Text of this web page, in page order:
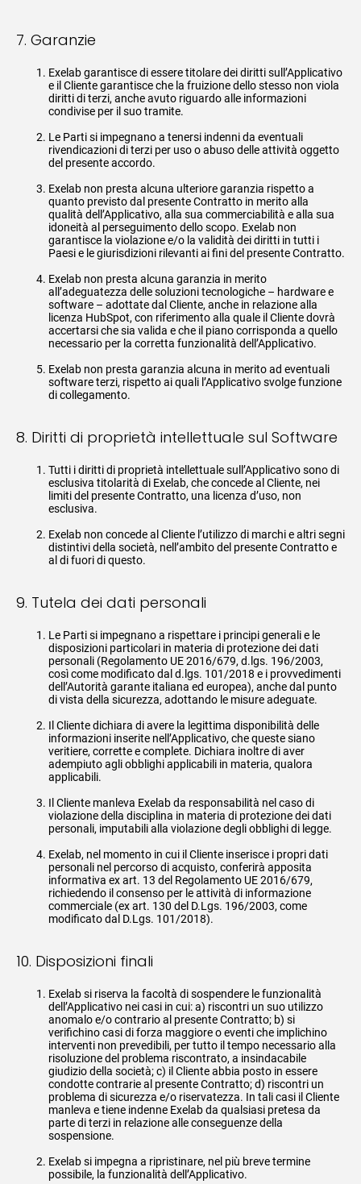
7. Garanzie
Exelab garantisce di essere titolare dei diritti sull’Applicativo
e il Cliente garantisce che la fruizione dello stesso non viola
diritti di terzi, anche avuto riguardo alle informazioni
condivise per il suo tramite.
Le Parti si impegnano a tenersi indenni da eventuali
rivendicazioni di terzi per uso o abuso delle attività oggetto
del presente accordo.
Exelab non presta alcuna ulteriore garanzia rispetto a
quanto previsto dal presente Contratto in merito alla
qualità dell’Applicativo, alla sua commerciabilità e alla sua
idoneità al perseguimento dello scopo. Exelab non
garantisce la violazione e/o la validità dei diritti in tutti i
Paesi e le giurisdizioni rilevanti ai fini del presente Contratto.
Exelab non presta alcuna garanzia in merito
all’adeguatezza delle soluzioni tecnologiche – hardware e
software – adottate dal Cliente, anche in relazione alla
licenza HubSpot, con riferimento alla quale il Cliente dovrà
accertarsi che sia valida e che il piano corrisponda a quello
necessario per la corretta funzionalità dell’Applicativo.
Exelab non presta garanzia alcuna in merito ad eventuali
software terzi, rispetto ai quali l’Applicativo svolge funzione
di collegamento.
8. Diritti di proprietà intellettuale sul Software
Tutti i diritti di proprietà intellettuale sull’Applicativo sono di
esclusiva titolarità di Exelab, che concede al Cliente, nei
limiti del presente Contratto, una licenza d’uso, non
esclusiva.
Exelab non concede al Cliente l’utilizzo di marchi e altri segni
distintivi della società, nell’ambito del presente Contratto e
al di fuori di questo.
9. Tutela dei dati personali
Le Parti si impegnano a rispettare i principi generali e le
disposizioni particolari in materia di protezione dei dati
personali (Regolamento UE 2016/679, d.lgs. 196/2003,
così come modificato dal d.lgs. 101/2018 e i provvedimenti
dell’Autorità garante italiana ed europea), anche dal punto
di vista della sicurezza, adottando le misure adeguate.
Il Cliente dichiara di avere la legittima disponibilità delle
informazioni inserite nell’Applicativo, che queste siano
veritiere, corrette e complete. Dichiara inoltre di aver
adempiuto agli obblighi applicabili in materia, qualora
applicabili.
Il Cliente manleva Exelab da responsabilità nel caso di
violazione della disciplina in materia di protezione dei dati
personali, imputabili alla violazione degli obblighi di legge.
Exelab, nel momento in cui il Cliente inserisce i propri dati
personali nel percorso di acquisto, conferirà apposita
informativa ex art. 13 del Regolamento UE 2016/679,
richiedendo il consenso per le attività di informazione
commerciale (ex art. 130 del D.Lgs. 196/2003, come
modificato dal D.Lgs. 101/2018).
10. Disposizioni finali
Exelab si riserva la facoltà di sospendere le funzionalità
dell’Applicativo nei casi in cui: a) riscontri un suo utilizzo
anomalo e/o contrario al presente Contratto; b) si
verifichino casi di forza maggiore o eventi che implichino
interventi non prevedibili, per tutto il tempo necessario alla
risoluzione del problema riscontrato, a insindacabile
giudizio della società; c) il Cliente abbia posto in essere
condotte contrarie al presente Contratto; d) riscontri un
problema di sicurezza e/o riservatezza. In tali casi il Cliente
manleva e tiene indenne Exelab da qualsiasi pretesa da
parte di terzi in relazione alle conseguenze della
sospensione.
Exelab si impegna a ripristinare, nel più breve termine
possibile, la funzionalità dell’Applicativo.